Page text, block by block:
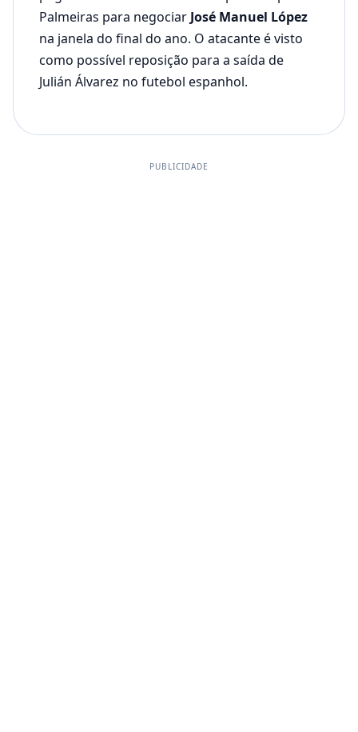
Palmeiras para negociar José Manuel López
na janela do final do ano. O atacante é visto
como possível reposição para a saída de
Julián Álvarez no futebol espanhol.
PUBLICIDADE